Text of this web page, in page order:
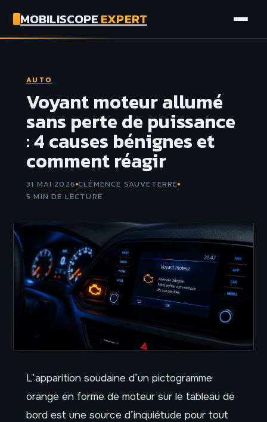
MOBILISCOPEEXPERT
ASSURANCE
AUTO
Voyant moteur allumé
sans perte de puissance
: 4 causes bénignes et
comment réagir
31 MAI 2026·CLÉMENCE SAUVETERRE·
5 MIN DE LECTURE
L’apparition soudaine d’un pictogramme
orange en forme de moteur sur le tableau de
bord est une source d’inquiétude pour tout